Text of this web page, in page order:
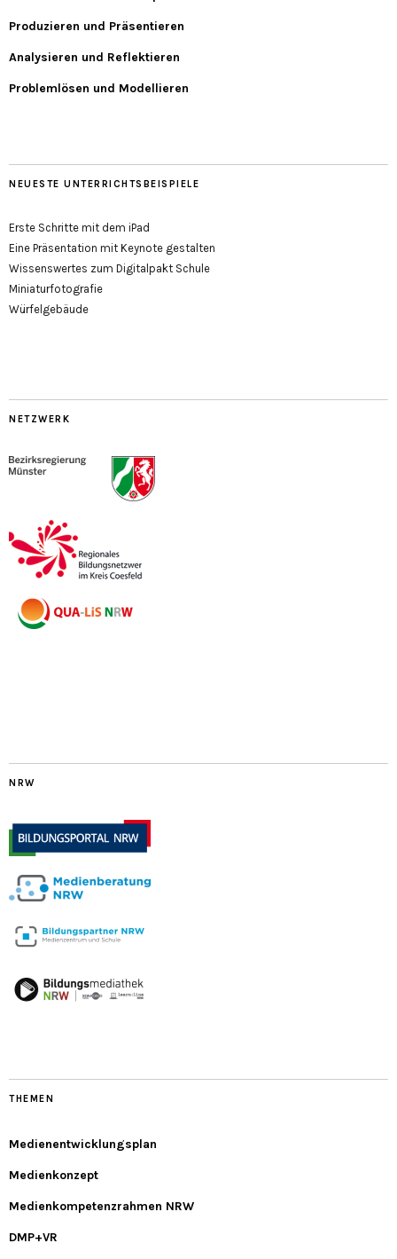
Produzieren und Präsentieren
Analysieren und Reflektieren
Problemlösen und Modellieren
NEUESTE UNTERRICHTSBEISPIELE
Erste Schritte mit dem iPad
Eine Präsentation mit Keynote gestalten
Wissenswertes zum Digitalpakt Schule
Miniaturfotografie
Würfelgebäude
NETZWERK
NRW
THEMEN
Medienentwicklungsplan
Medienkonzept
Medienkompetenzrahmen NRW
DMP+VR